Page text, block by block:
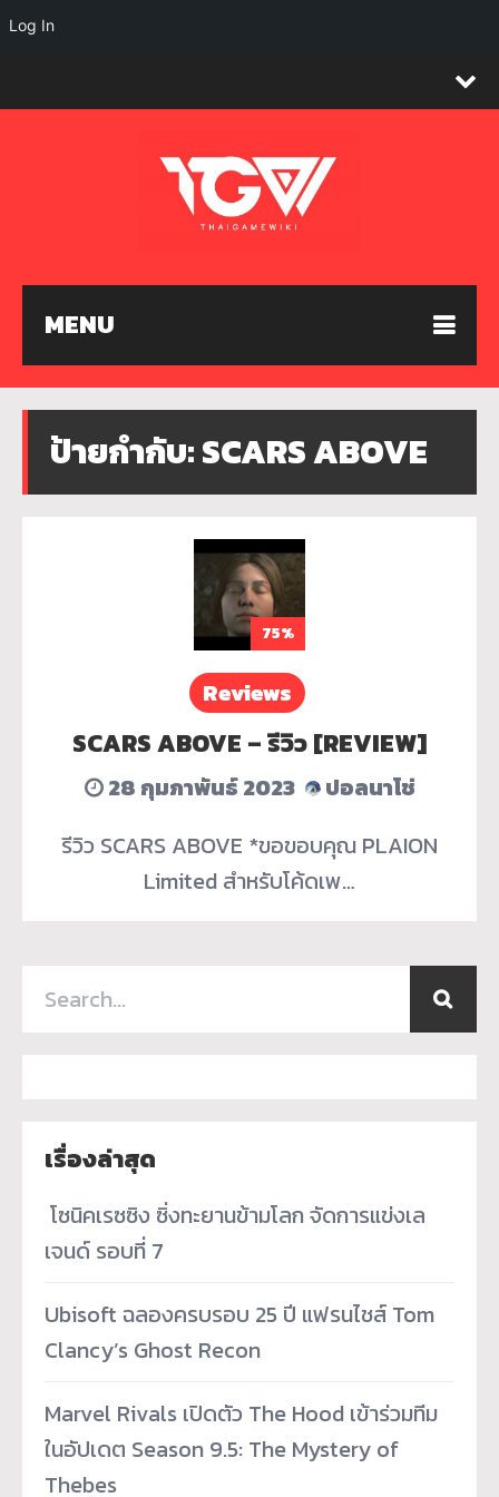
MENU
ป้ายกำกับ:SCARS ABOVE
75%
Reviews
SCARS ABOVE – รีวิว [REVIEW]
28 กุมภาพันธ์ 2023
ปอลนาโช่
รีวิว SCARS ABOVE *ขอขอบคุณ PLAION
Limited สำหรับโค้ดเพ…
เรื่องล่าสุด
­ โซนิคเรซซิง ซิ่งทะยานข้ามโลก จัดการแข่งเล
เจนด์ รอบที่ 7
Ubisoft ฉลองครบรอบ 25 ปี แฟรนไชส์ Tom
Clancy’s Ghost Recon
Marvel Rivals เปิดตัว The Hood เข้าร่วมทีม
ในอัปเดต Season 9.5: The Mystery of
Thebes
Log In